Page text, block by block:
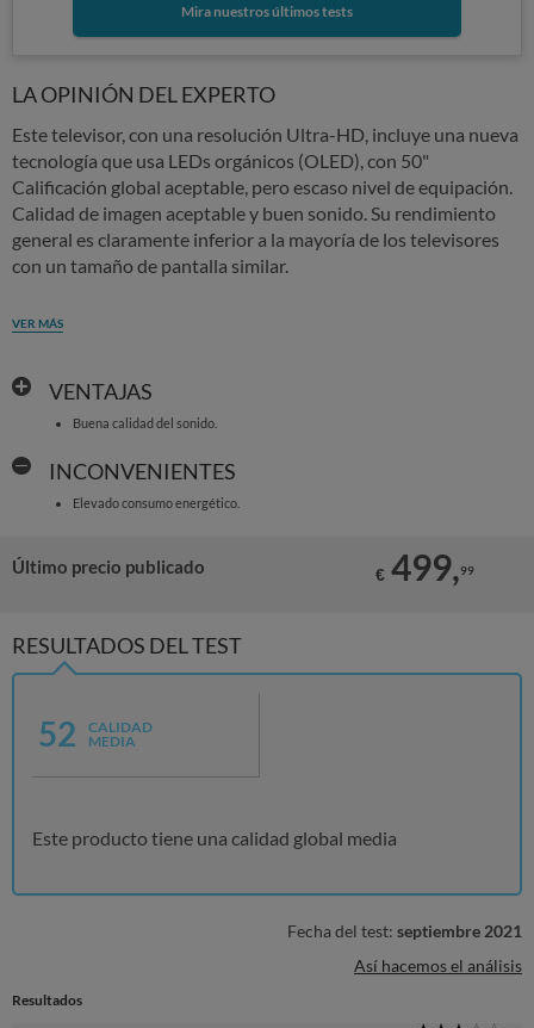
Mira nuestros últimos tests
LA OPINIÓN DEL EXPERTO
Este televisor, con una resolución Ultra-HD, incluye una nueva
tecnología que usa LEDs orgánicos (OLED), con 50"
Calificación global aceptable, pero escaso nivel de equipación.
Calidad de imagen aceptable y buen sonido. Su rendimiento
general es claramente inferior a la mayoría de los televisores
con un tamaño de pantalla similar.
VER MÁS
VENTAJAS
Buena calidad del sonido.
INCONVENIENTES
Elevado consumo energético.
Último precio publicado € 499,99
RESULTADOS DEL TEST
52
CALIDAD
MEDIA
Este producto tiene una calidad global media
Fecha del test: septiembre 2021
Así hacemos el análisis
Resultados